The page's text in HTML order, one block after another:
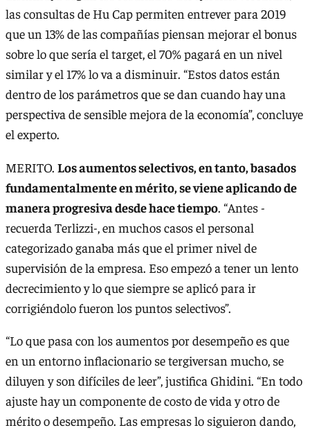
las consultas de Hu Cap permiten entrever para 2019
que un 13% de las compañías piensan mejorar el bonus
sobre lo que sería el target, el 70% pagará en un nivel
similar y el 17% lo va a disminuir. “Estos datos están
dentro de los parámetros que se dan cuando hay una
perspectiva de sensible mejora de la economía”, concluye
el experto.
MERITO. Los aumentos selectivos, en tanto, basados
fundamentalmente en mérito, se viene aplicando de
manera progresiva desde hace tiempo. “Antes -
recuerda Terlizzi-, en muchos casos el personal
categorizado ganaba más que el primer nivel de
supervisión de la empresa. Eso empezó a tener un lento
decrecimiento y lo que siempre se aplicó para ir
corrigiéndolo fueron los puntos selectivos”.
“Lo que pasa con los aumentos por desempeño es que
en un entorno inflacionario se tergiversan mucho, se
diluyen y son difíciles de leer”, justifica Ghidini. “En todo
ajuste hay un componente de costo de vida y otro de
mérito o desempeño. Las empresas lo siguieron dando,